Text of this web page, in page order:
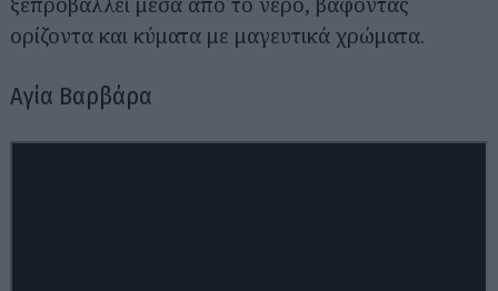
ορίζοντα και κύματα με μαγευτικά χρώματα.
Αγία Βαρβάρα